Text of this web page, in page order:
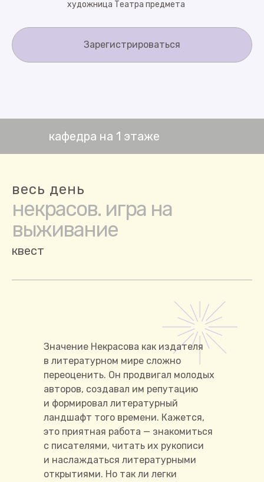
художница Театра предмета
Зарегистрироваться
кафедра на 1 этаже
весь день
некрасов. игра на
выживание
квест
Значение Некрасова как издателя
в литературном мире сложно
переоценить. Он продвигал молодых
авторов, создавал им репутацию
и формировал литературный
ландшафт того времени. Кажется,
это приятная работа — знакомиться
с писателями, читать их рукописи
и наслаждаться литературными
открытиями. Но так ли легки